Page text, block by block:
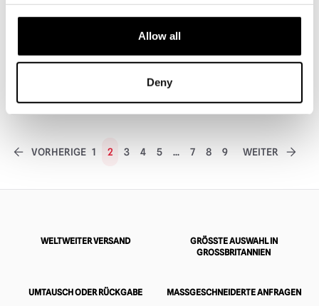
Allow all
Deny
4.5ft Cabernet Verunglückter
Halloween Animatronic
3 Fuß Damien Zombie Animiertes
Halloween-Requisit
£289.95
VORHERIGE 1 2 3 4 5 ... 7 8 9 WEITER
WELTWEITER VERSAND
GRÖSSTE AUSWAHL IN G
ROSSBRITANNIEN
UMTAUSCH ODER RÜCKGABE MASSGESCHNEIDERTE ANFRAGEN